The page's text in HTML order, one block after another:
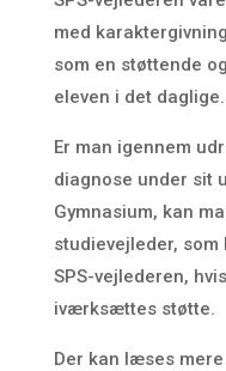
med
som en støttende
eleven i det daglige.
Er man igennem
diagnose under sit
Gymnasium, kan
studievejleder,
SPS-vejlederen,
iværksættes støtte.
Der kan læses